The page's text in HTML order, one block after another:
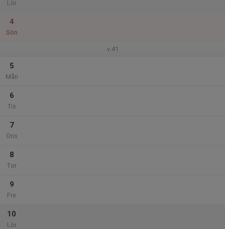
Lör
4
Sön
v.41
5
Mån
6
Tis
7
Ons
8
Tor
9
Fre
10
Lör